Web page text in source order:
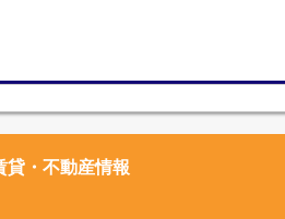
貸・不動産情報